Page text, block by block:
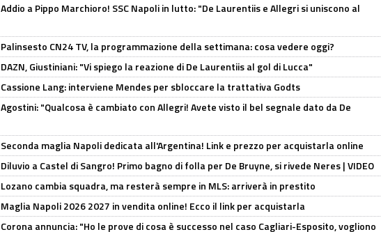
Addio a Pippo Marchioro! SSC Napoli in lutto: "De Laurentiis e Allegri si uniscono al
Palinsesto CN24 TV, la programmazione della settimana: cosa vedere oggi?
DAZN, Giustiniani: "Vi spiego la reazione di De Laurentiis al gol di Lucca"
Cassione Lang: interviene Mendes per sbloccare la trattativa Godts
Agostini: "Qualcosa è cambiato con Allegri! Avete visto il bel segnale dato da De
Seconda maglia Napoli dedicata all'Argentina! Link e prezzo per acquistarla online
Diluvio a Castel di Sangro! Primo bagno di folla per De Bruyne, si rivede Neres | VIDEO
Lozano cambia squadra, ma resterà sempre in MLS: arriverà in prestito
Maglia Napoli 2026 2027 in vendita online! Ecco il link per acquistarla
Corona annuncia: "Ho le prove di cosa è successo nel caso Cagliari-Esposito, vogliono